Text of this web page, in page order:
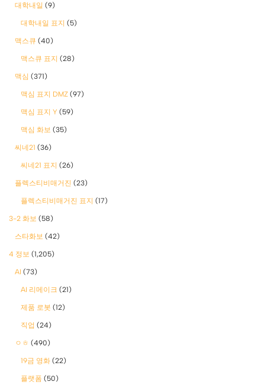
대학내일 (9)
대학내일 표지 (5)
맥스큐 (40)
맥스큐 표지 (28)
맥심 (371)
맥심 표지 DMZ (97)
맥심 표지 Y (59)
맥심 화보 (35)
씨네21 (36)
씨네21 표지 (26)
플렉스티비매거진 (23)
플렉스티비매거진 표지 (17)
3-2 화보 (58)
스타화보 (42)
4 정보 (1,205)
AI (73)
AI 리메이크 (21)
제품 로봇 (12)
직업 (24)
ㅇㅎ (490)
19금 영화 (22)
플랫폼 (50)